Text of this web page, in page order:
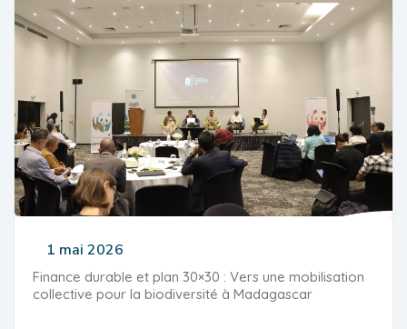
1 mai 2026
Finance durable et plan 30×30 : Vers une mobilisation
collective pour la biodiversité à Madagascar